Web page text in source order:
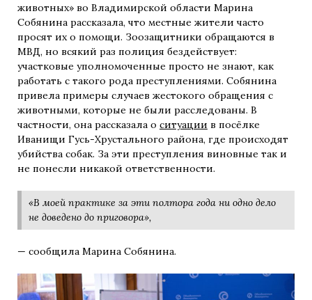
животных» во Владимирской области Марина
Собянина рассказала, что местные жители часто
просят их о помощи. Зоозащитники обращаются в
МВД, но всякий раз полиция бездействует:
участковые уполномоченные просто не знают, как
работать с такого рода преступлениями. Собянина
привела примеры случаев жестокого обращения с
животными, которые не были расследованы. В
частности, она рассказала о ситуации в посёлке
Иванищи Гусь-Хрустального района, где происходят
убийства собак. За эти преступления виновные так и
не понесли никакой ответственности.
«В моей практике за эти полтора года ни одно дело
не доведено до приговора»,
— сообщила Марина Собянина.